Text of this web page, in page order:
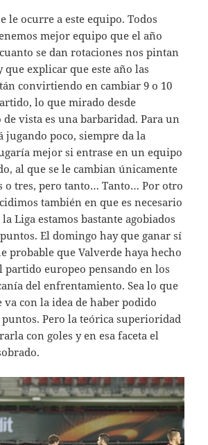
le ocurre a este equipo. Todos
mejor equipo que el año
se dan rotaciones nos pintan
que explicar que este año las
convirtiendo en cambiar 9 o 10
lo que mirado desde
vista es una barbaridad. Para un
jugando poco, siempre da la
mejor si entrase en un equipo
al que se le cambian únicamente
o tres, pero tanto… Tanto… Por otro
también en que es necesario
Liga estamos bastante agobiados
El domingo hay que ganar sí
probable que Valverde haya hecho
partido europeo pensando en los
del enfrentamiento. Sea lo que
va con la idea de haber podido
Pero la teórica superioridad
con goles y en esa faceta el